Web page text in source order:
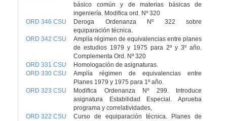
básico común y de materias básicas de
ingeniería. Modifica ord. Nº 320
ORD 346 CSU
Deroga Ordenanza Nº 322 sobre
equiparación técnica.
ORD 342 CSU
Amplía régimen de equivalencias entre planes
de estudios 1979 y 1975 para 2º y 3º año.
Complementa Ord. Nº 320
ORD 331 CSU
Homologación de asignaturas.
ORD 330 CSU
Amplía régimen de equivalencias entre
Planes 1979 y 1975 para 1º año.
ORD 323 CSU
Modifica Ordenanza Nº 299. Introduce
asignatura Estabilidad Especial. Aprueba
programa y correlatividades,
ORD 322 CSU
Curso de equiparación técnica. Planes de